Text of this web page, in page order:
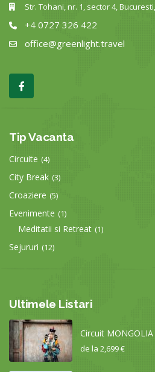
Str. Tohani, nr. 1, sector 4,
+4 0727 326 422
office@greenlight.travel
Tip Vacanta
Circuite (4)
City Break (3)
Croaziere (5)
Evenimente (1)
Meditatii si Retreat (1)
Sejururi (12)
Ultimele Listari
Circuit MONGOLIA
de la2,699 €